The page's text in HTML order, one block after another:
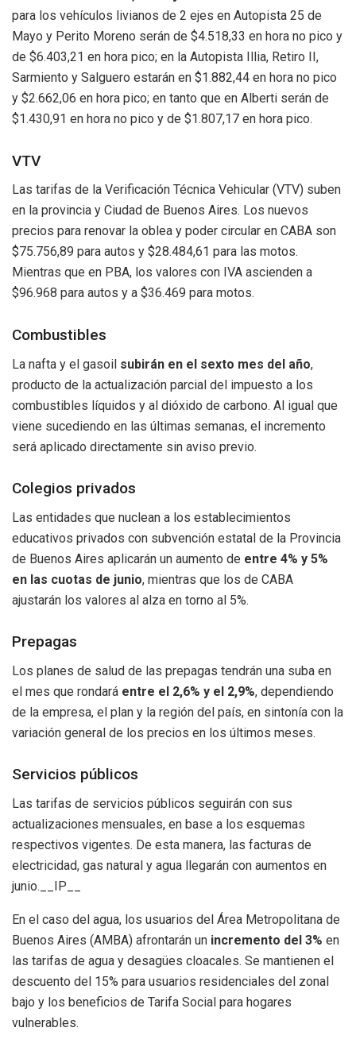
para los vehículos livianos de 2 ejes en Autopista 25 de
Mayo y Perito Moreno serán de $4.518,33 en hora no pico y
de $6.403,21 en hora pico; en la Autopista Illia, Retiro II,
Sarmiento y Salguero estarán en $1.882,44 en hora no pico
y $2.662,06 en hora pico; en tanto que en Alberti serán de
$1.430,91 en hora no pico y de $1.807,17 en hora pico.
VTV
Las tarifas de la Verificación Técnica Vehicular (VTV) suben
en la provincia y Ciudad de Buenos Aires. Los nuevos
precios para renovar la oblea y poder circular en CABA son
$75.756,89 para autos y $28.484,61 para las motos.
Mientras que en PBA, los valores con IVA ascienden a
$96.968 para autos y a $36.469 para motos.
Combustibles
La nafta y el gasoil subirán en el sexto mes del año,
producto de la actualización parcial del impuesto a los
combustibles líquidos y al dióxido de carbono. Al igual que
viene sucediendo en las últimas semanas, el incremento
será aplicado directamente sin aviso previo.
Colegios privados
Las entidades que nuclean a los establecimientos
educativos privados con subvención estatal de la Provincia
de Buenos Aires aplicarán un aumento de entre 4% y 5%
en las cuotas de junio, mientras que los de CABA
ajustarán los valores al alza en torno al 5%.
Prepagas
Los planes de salud de las prepagas tendrán una suba en
el mes que rondará entre el 2,6% y el 2,9%, dependiendo
de la empresa, el plan y la región del país, en sintonía con la
variación general de los precios en los últimos meses.
Servicios públicos
Las tarifas de servicios públicos seguirán con sus
actualizaciones mensuales, en base a los esquemas
respectivos vigentes. De esta manera, las facturas de
electricidad, gas natural y agua llegarán con aumentos en
junio.__IP__
En el caso del agua, los usuarios del Área Metropolitana de
Buenos Aires (AMBA) afrontarán un incremento del 3% en
las tarifas de agua y desagües cloacales. Se mantienen el
descuento del 15% para usuarios residenciales del zonal
bajo y los beneficios de Tarifa Social para hogares
vulnerables.